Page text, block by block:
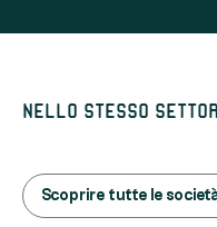
Nello stesso
Scoprire tutte le